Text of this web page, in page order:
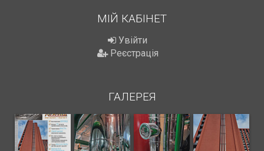
МІЙ КАБІНЕТ
Увійти
Реєстрація
ГАЛЕРЕЯ